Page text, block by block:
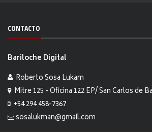
CONTACTO
Bariloche Digital
Roberto Sosa Lukam
Mitre 125 - Oficina 122 EP/ San Carlos de
+54 294 458-7367
sosalukman@gmail.com